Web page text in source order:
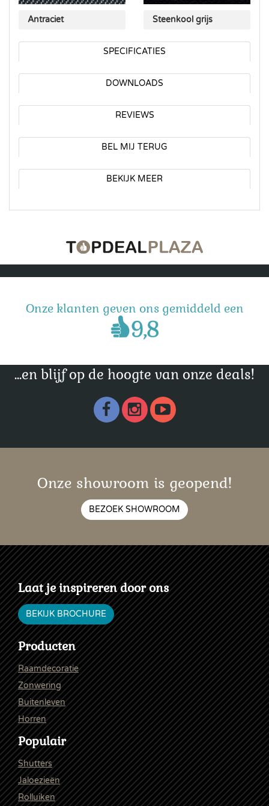
Antraciet Steenkool grijs
SPECIFICATIES
DOWNLOADS
REVIEWS
BEL MIJ TERUG
BEKIJK MEER
Onze klanten geven ons gemiddeld een
...en blijf op de hoogte van onze deals!
Onze showroom is geopend!
BEZOEK SHOWROOM
Laat je inspireren door ons
BEKIJK BROCHURE
Producten
Raamdecoratie
Zonwering
Buitenleven
Horren
Populair
Shutters
Jaloezieën
Rolluiken